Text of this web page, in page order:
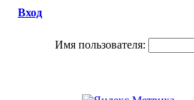
Вход
Имя пользователя: